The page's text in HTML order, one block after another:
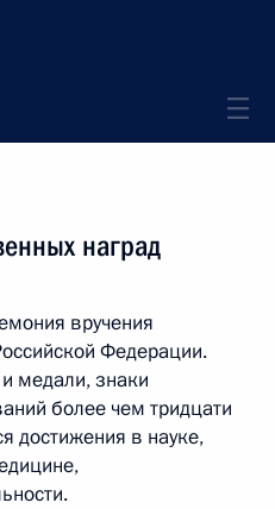
наград
вручения
Федерации.
медали, знаки
более чем тридцати
достижения в науке,